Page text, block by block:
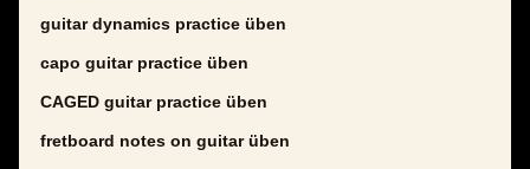
guitar dynamics practice üben
capo guitar practice üben
CAGED guitar practice üben
fretboard notes on guitar üben